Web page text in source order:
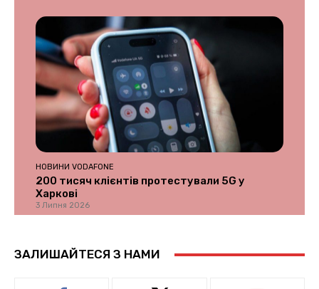
НОВИНИ VODAFONE
200 тисяч клієнтів протестували 5G у
Харкові
3 Липня 2026
ЗАЛИШАЙТЕСЯ З НАМИ